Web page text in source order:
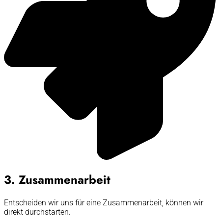
3. Zusammenarbeit
Entscheiden wir uns für eine Zusammenarbeit, können wir
direkt durchstarten.